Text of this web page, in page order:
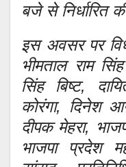
बजे से निर्धारित
इस अवसर पर
भीमताल राम
सिंह बिष्ट,
कोरंगा, दिनेश
दीपक मेहरा,
भाजपा प्रदेश